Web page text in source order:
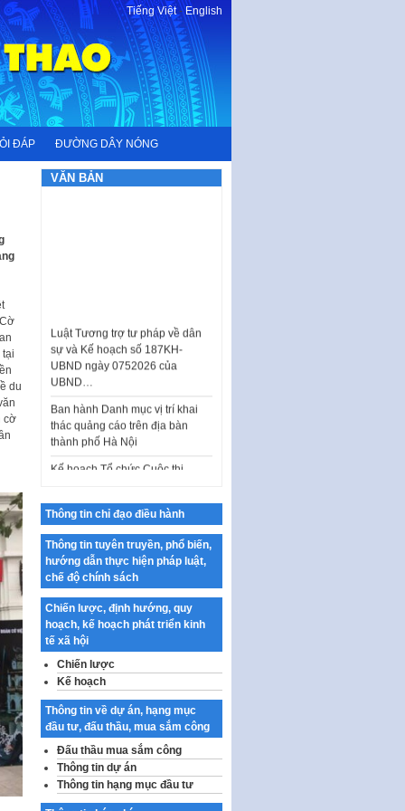
Tiếng Việt-English
ĐÁP ĐƯỜNG DÂY NÓNG
du
cờ
VĂN BẢN
sự và Kế hoạch số 187KH-
UBND ngày 0752026 của
UBND…
thác quảng cáo trên địa bàn
thành phố Hà Nội
Kế hoạch Tổ chức Cuộc thi
chính luận về bảo vệ nền tảng tư
Công bố công khai dự toán kinh
phí xây dựng pháp luật, hoàn
thiện thể chế, chính…
Quy định về nghiên cứu, ứng
dụng khoa học, công nghệ, đổi
mới sáng tạo và chuyển…
Quy định chi tiết và hướng dẫn
thi hành một số điều của Luật Lý
lịch tư…
Sửa đổi, bổ sung một số nội
dung tại Nghị quyết số 30/NQ-
CP ngày 24 tháng 02…
Ban hành Chương trình hành
động của Chính phủ thực hiện
Nghị quyết số 02-NQ/TW ngày
Thông tin chỉ đạo điều hành
Thông tin tuyên truyền, phổ biến,
hướng dẫn thực hiện pháp luật,
chế độ chính sách
Chiến lược, định hướng, quy
hoạch, kế hoạch phát triển kinh
tế xã hội
Chiến lược
Kế hoạch
Thông tin về dự án, hạng mục
đầu tư, đấu thầu, mua sắm công
Đấu thầu mua sắm công
Thông tin dự án
Thông tin hạng mục đầu tư